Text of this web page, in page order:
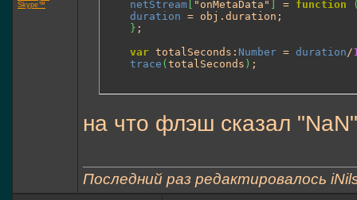
netStream "onMetaData" = function
duration = obj. duration ;
} ;
var totalSeconds: Number = duration/
trace ( totalSeconds ) ;
на что флэш сказал "NaN"
Последний раз редактировалось